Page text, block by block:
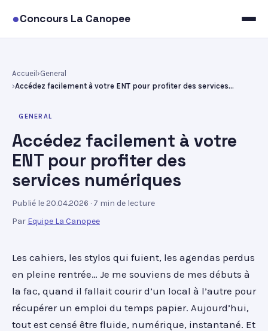
●Concours La Canopee
Accueil
General
Accédez facilement à votre ENT pour profiter des services numériques
GENERAL
Accédez facilement à votre
ENT pour profiter des
services numériques
Publié le 20.04.2026 · 7 min de lecture
Par Equipe La Canopee
Les cahiers, les stylos qui fuient, les agendas perdus
en pleine rentrée… Je me souviens de mes débuts à
la fac, quand il fallait courir d’un local à l’autre pour
récupérer un emploi du temps papier. Aujourd’hui,
tout est censé être fluide, numérique, instantané. Et